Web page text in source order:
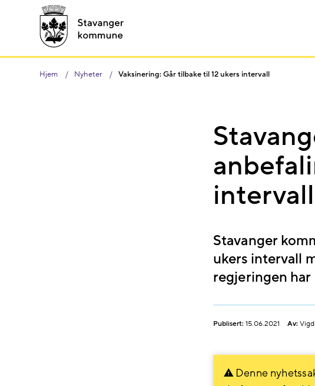
Hjem Nyheter Vaksinering: Går tilbake til 12 ukers intervall
intervall
Stavanger
ukers intervall
regjeringen har
Publisert: 15.06.2021 Av:
Denne